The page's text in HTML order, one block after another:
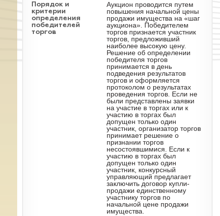
Порядок и
критерии
определения
победителей
торгов
Аукцион проводится путем
повышения начальной цены
продажи имущества на «шаг
аукциона». Победителем
торгов признается участник
торгов, предложивший
наиболее высокую цену.
Решение об определении
победителя торгов
принимается в день
подведения результатов
торгов и оформляется
протоколом о результатах
проведения торгов. Если не
были представлены заявки
на участие в торгах или к
участию в торгах был
допущен только один
участник, организатор торгов
принимает решение о
признании торгов
несостоявшимися. Если к
участию в торгах был
допущен только один
участник, конкурсный
управляющий предлагает
заключить договор купли-
продажи единственному
участнику торгов по
начальной цене продажи
имущества.